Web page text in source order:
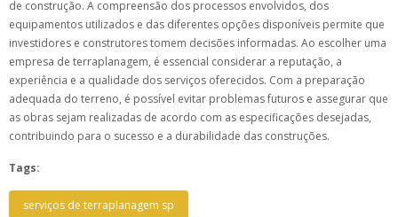
de construção. A compreensão dos processos envolvidos, dos
equipamentos utilizados e das diferentes opções disponíveis permite que
investidores e construtores tomem decisões informadas. Ao escolher uma
empresa de terraplanagem, é essencial considerar a reputação, a
experiência e a qualidade dos serviços oferecidos. Com a preparação
adequada do terreno, é possível evitar problemas futuros e assegurar que
as obras sejam realizadas de acordo com as especificações desejadas,
contribuindo para o sucesso e a durabilidade das construções.
Tags:
serviços de terraplanagem sp